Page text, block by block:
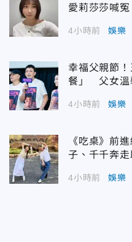
愛莉莎莎喊
4小時前 娛樂
幸福父親節
餐」 父女溫
4小時前 娛樂
《吃桌》前
子、千千奔
4小時前 娛樂